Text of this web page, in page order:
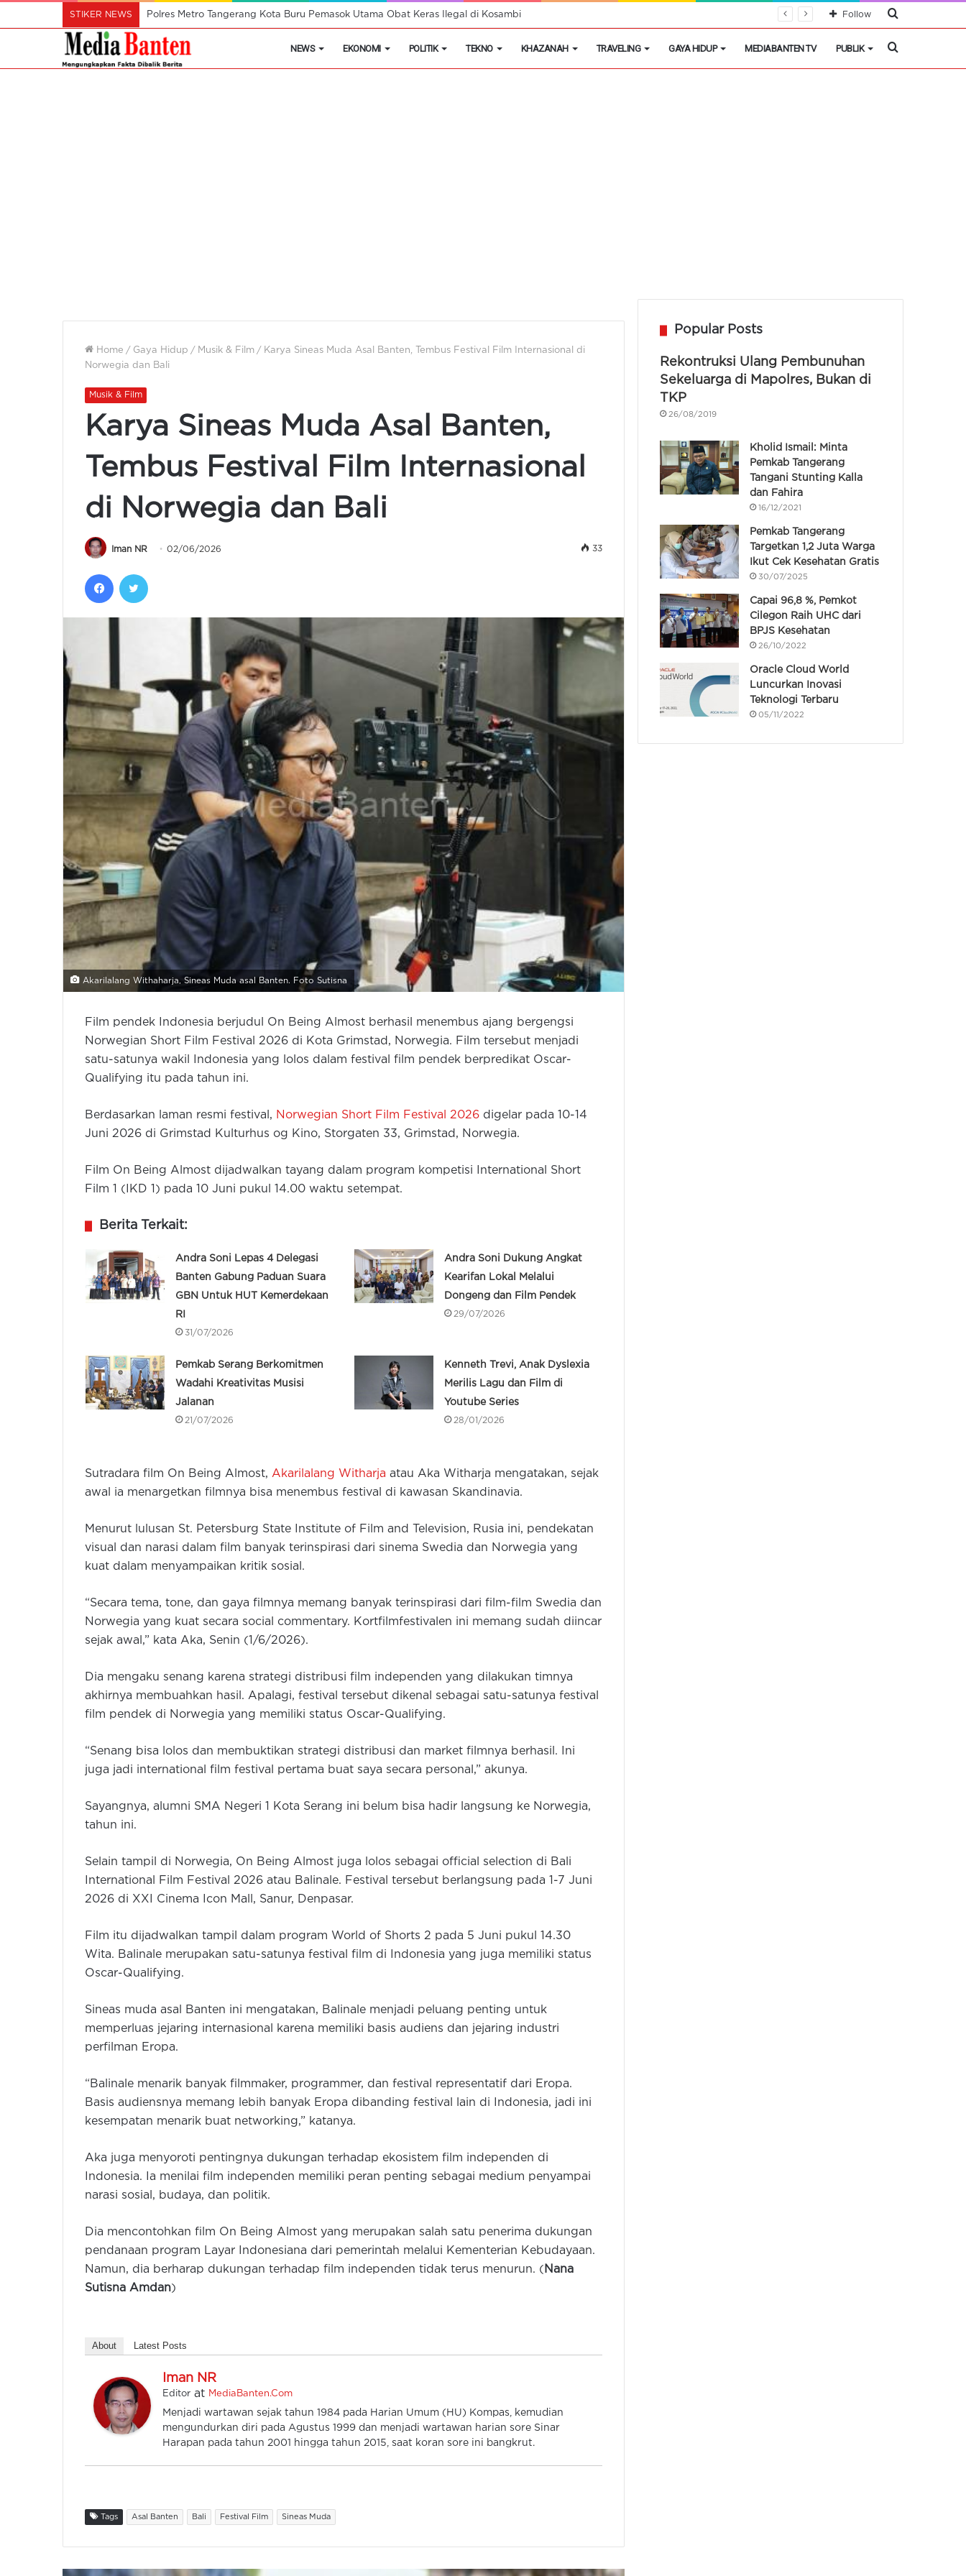
STIKER NEWS Polres Metro Tangerang Kota Buru Pemasok Utama Obat Keras Ilegal di Kosambi Cari
Follow
NEWS EKONOMI POLITIK TEKNO KHAZANAH TRAVELING GAYA HIDUP MEDIABANTEN TV PUBLIK Cari
Home / Gaya Hidup / Musik & Film / Karya Sineas Muda Asal Banten, Tembus Festival Film Internasional di
Norwegia dan Bali
Musik & Film
Karya Sineas Muda Asal Banten,
Tembus Festival Film Internasional
di Norwegia dan Bali
Iman NR 02/06/2026 33
Facebook
Akarilalang Withaharja, Sineas Muda asal Banten. Foto Sutisna
Film pendek Indonesia berjudul On Being Almost berhasil menembus ajang bergengsi
Norwegian Short Film Festival 2026 di Kota Grimstad, Norwegia. Film tersebut menjadi
satu-satunya wakil Indonesia yang lolos dalam festival film pendek berpredikat Oscar-
Qualifying itu pada tahun ini.
Berdasarkan laman resmi festival, Norwegian Short Film Festival 2026 digelar pada 10-14
Juni 2026 di Grimstad Kulturhus og Kino, Storgaten 33, Grimstad, Norwegia.
Film On Being Almost dijadwalkan tayang dalam program kompetisi International Short
Film 1 (IKD 1) pada 10 Juni pukul 14.00 waktu setempat.
Berita Terkait:
Andra Soni Lepas 4 Delegasi
Banten Gabung Paduan Suara
GBN Untuk HUT Kemerdekaan
RI
31/07/2026
Andra Soni Dukung Angkat
Kearifan Lokal Melalui
Dongeng dan Film Pendek
29/07/2026
Pemkab Serang Berkomitmen
Wadahi Kreativitas Musisi
Jalanan
21/07/2026
Kenneth Trevi, Anak Dyslexia
Merilis Lagu dan Film di
Youtube Series
28/01/2026
Sutradara film On Being Almost, Akarilalang Witharja atau Aka Witharja mengatakan, sejak
awal ia menargetkan filmnya bisa menembus festival di kawasan Skandinavia.
Menurut lulusan St. Petersburg State Institute of Film and Television, Rusia ini, pendekatan
visual dan narasi dalam film banyak terinspirasi dari sinema Swedia dan Norwegia yang
kuat dalam menyampaikan kritik sosial.
“Secara tema, tone, dan gaya filmnya memang banyak terinspirasi dari film-film Swedia dan
Norwegia yang kuat secara social commentary. Kortfilmfestivalen ini memang sudah diincar
sejak awal,” kata Aka, Senin (1/6/2026).
Dia mengaku senang karena strategi distribusi film independen yang dilakukan timnya
akhirnya membuahkan hasil. Apalagi, festival tersebut dikenal sebagai satu-satunya festival
film pendek di Norwegia yang memiliki status Oscar-Qualifying.
“Senang bisa lolos dan membuktikan strategi distribusi dan market filmnya berhasil. Ini
juga jadi international film festival pertama buat saya secara personal,” akunya.
Sayangnya, alumni SMA Negeri 1 Kota Serang ini belum bisa hadir langsung ke Norwegia,
tahun ini.
Selain tampil di Norwegia, On Being Almost juga lolos sebagai official selection di Bali
International Film Festival 2026 atau Balinale. Festival tersebut berlangsung pada 1-7 Juni
2026 di XXI Cinema Icon Mall, Sanur, Denpasar.
Film itu dijadwalkan tampil dalam program World of Shorts 2 pada 5 Juni pukul 14.30
Wita. Balinale merupakan satu-satunya festival film di Indonesia yang juga memiliki status
Oscar-Qualifying.
Sineas muda asal Banten ini mengatakan, Balinale menjadi peluang penting untuk
memperluas jejaring internasional karena memiliki basis audiens dan jejaring industri
perfilman Eropa.
“Balinale menarik banyak filmmaker, programmer, dan festival representatif dari Eropa.
Basis audiensnya memang lebih banyak Eropa dibanding festival lain di Indonesia, jadi ini
kesempatan menarik buat networking,” katanya.
Aka juga menyoroti pentingnya dukungan terhadap ekosistem film independen di
Indonesia. Ia menilai film independen memiliki peran penting sebagai medium penyampai
narasi sosial, budaya, dan politik.
Dia mencontohkan film On Being Almost yang merupakan salah satu penerima dukungan
pendanaan program Layar Indonesiana dari pemerintah melalui Kementerian Kebudayaan.
Namun, dia berharap dukungan terhadap film independen tidak terus menurun. ( Nana
Sutisna Amdan)
About Latest Posts
Iman NR
Editor at MediaBanten.Com
Menjadi wartawan sejak tahun 1984 pada Harian Umum (HU) Kompas, kemudian
mengundurkan diri pada Agustus 1999 dan menjadi wartawan harian sore Sinar
Harapan pada tahun 2001 hingga tahun 2015, saat koran sore ini bangkrut.
Tags Asal Banten Bali Festival Film Sineas Muda
Vanya, Penyanyi Cilik Raih Gelar
Tembus Festival Film Internasional
JAFF 2025
TemanHebat Records Buka
Ramadhan 2026 “Mahkota Cahaya”,
Popular Posts
Rekontruksi Ulang Pembunuhan
Sekeluarga di Mapolres, Bukan di
TKP
26/08/2019
Kholid Ismail: Minta
Pemkab Tangerang
Tangani Stunting Kalla
dan Fahira
16/12/2021
Pemkab Tangerang
Targetkan 1,2 Juta Warga
Ikut Cek Kesehatan Gratis
30/07/2025
Capai 96,8 %, Pemkot
Cilegon Raih UHC dari
BPJS Kesehatan
26/10/2022
Oracle Cloud World
Luncurkan Inovasi
Teknologi Terbaru
05/11/2022